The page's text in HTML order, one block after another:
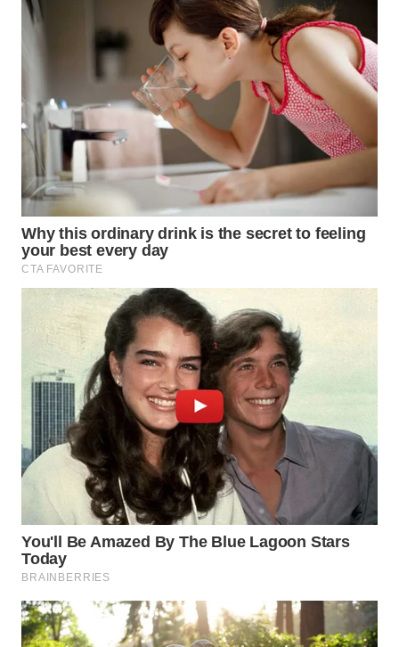
WAHANA
ADVOKAT
WAHANA
WAHANA
KONSUMEN
WAHANA
LISTRIK
WAHANA
TRAVEL
WAHANA
WAHANANEWS
ID
WAHANANEWS
CO ID
WAHANANEWS
NET
WAHANA
SPORT